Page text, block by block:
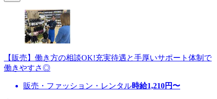
【販売】働き方の相談OK!充実待遇と手厚いサポート体制で
働きやすさ◎
販売・ファッション・レンタル時給1,210円〜